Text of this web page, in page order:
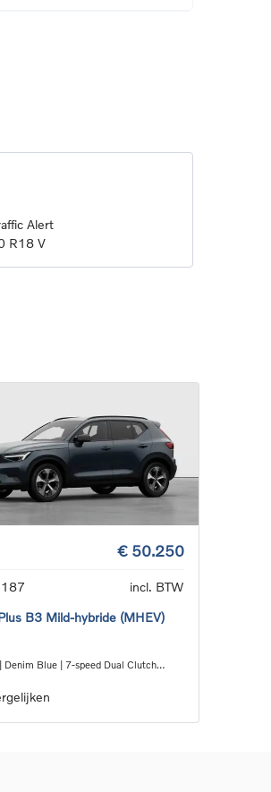
Alert
R18 V
€ 50.250
incl. BTW
B3 Mild-hybride (MHEV)
Denim Blue | 7-speed Dual Clutch